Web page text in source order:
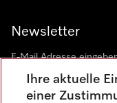
Newsletter
Ihre aktuelle
einer